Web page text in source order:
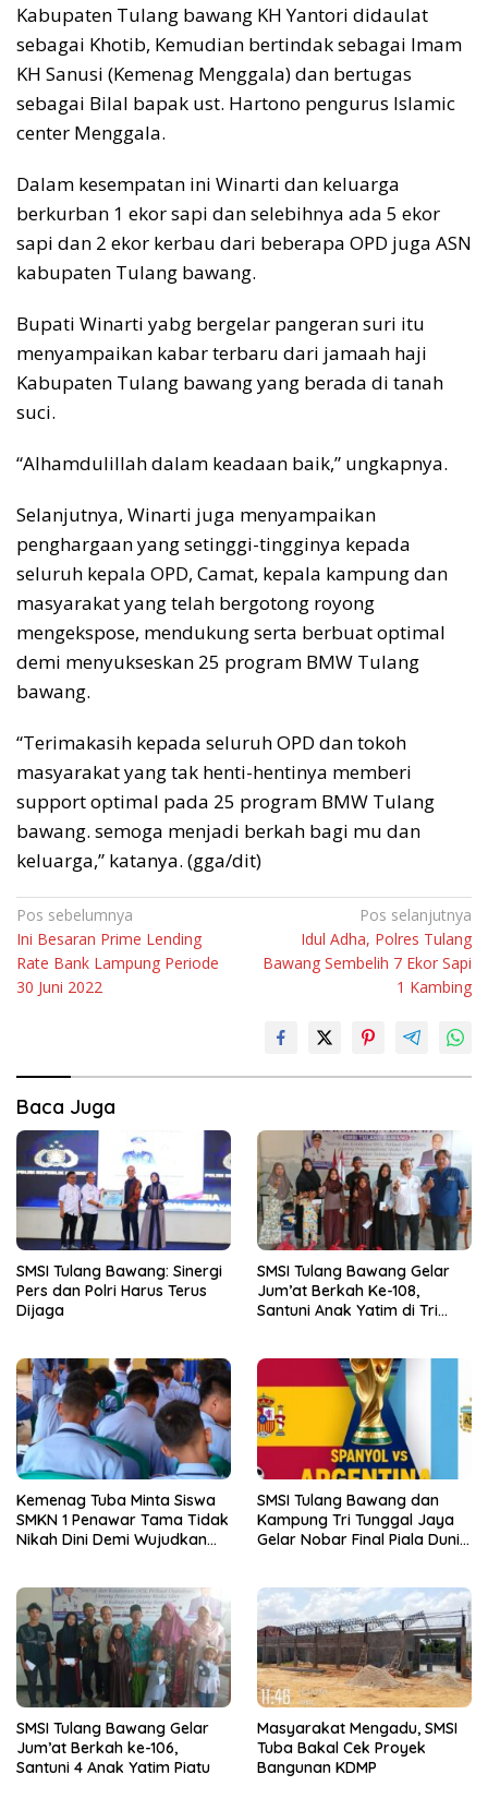
Kabupaten Tulang bawang KH Yantori didaulat
sebagai Khotib, Kemudian bertindak sebagai Imam
KH Sanusi (Kemenag Menggala) dan bertugas
sebagai Bilal bapak ust. Hartono pengurus Islamic
center Menggala.
Dalam kesempatan ini Winarti dan keluarga
berkurban 1 ekor sapi dan selebihnya ada 5 ekor
sapi dan 2 ekor kerbau dari beberapa OPD juga ASN
kabupaten Tulang bawang.
Bupati Winarti yabg bergelar pangeran suri itu
menyampaikan kabar terbaru dari jamaah haji
Kabupaten Tulang bawang yang berada di tanah
suci.
“Alhamdulillah dalam keadaan baik,” ungkapnya.
Selanjutnya, Winarti juga menyampaikan
penghargaan yang setinggi-tingginya kepada
seluruh kepala OPD, Camat, kepala kampung dan
masyarakat yang telah bergotong royong
mengekspose, mendukung serta berbuat optimal
demi menyukseskan 25 program BMW Tulang
bawang.
“Terimakasih kepada seluruh OPD dan tokoh
masyarakat yang tak henti-hentinya memberi
support optimal pada 25 program BMW Tulang
bawang. semoga menjadi berkah bagi mu dan
keluarga,” katanya. (gga/dit)
Navigasi
pos
Pos sebelumnya
Ini Besaran Prime Lending
Rate Bank Lampung Periode
30 Juni 2022
Pos selanjutnya
Idul Adha, Polres Tulang
Bawang Sembelih 7 Ekor Sapi
1 Kambing
Baca Juga
SMSI Tulang Bawang: Sinergi
Pers dan Polri Harus Terus
Dijaga
SMSI Tulang Bawang Gelar
Jum’at Berkah Ke-108,
Santuni Anak Yatim di Tri
Kemenag Tuba Minta Siswa
SMKN 1 Penawar Tama Tidak
Nikah Dini Demi Wujudkan
SMSI Tulang Bawang dan
Kampung Tri Tunggal Jaya
Gelar Nobar Final Piala Dunia
SMSI Tulang Bawang Gelar
Jum’at Berkah ke-106,
Santuni 4 Anak Yatim Piatu
Masyarakat Mengadu, SMSI
Tuba Bakal Cek Proyek
Bangunan KDMP